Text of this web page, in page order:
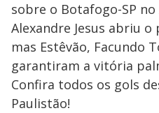
sobre o Botafogo-SP no
Alexandre Jesus abriu
mas Estêvão, Facundo
garantiram a vitória
Confira todos os gols
Paulistão!